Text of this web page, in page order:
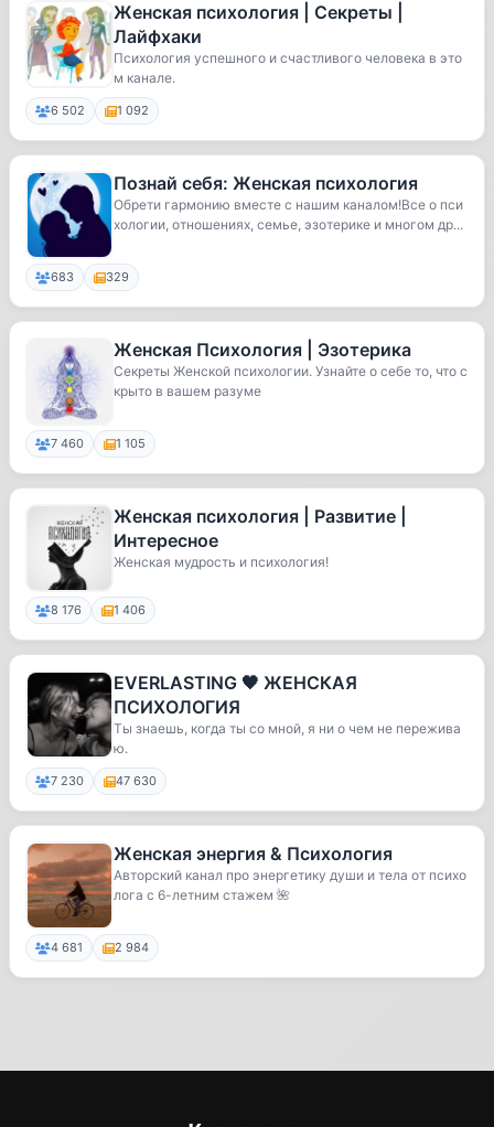
Женская психология | Секреты |
Лайфхаки
Психология успешного и счастливого человека в это
м канале.
6 502 1 092
Познай себя: Женская психология
Обрети гармонию вместе с нашим каналом!Все о пси
хологии, отношениях, семье, эзотерике и многом др...
683 329
Женская Психология | Эзотерика
Секреты Женской психологии. Узнайте о себе то, что с
крыто в вашем разуме
7 460 1 105
Женская психология | Развитие |
Интересное
Женская мудрость и психология!
8 176 1 406
EVERLASTING 🖤 ЖЕНСКАЯ
ПСИХОЛОГИЯ
Ты знаешь, когда ты со мной, я ни о чем не пережива
ю.
7 230 47 630
Женская энергия & Психология
Авторский канал про энергетику души и тела от психо
лога с 6-летним стажем 🌺
4 681 2 984